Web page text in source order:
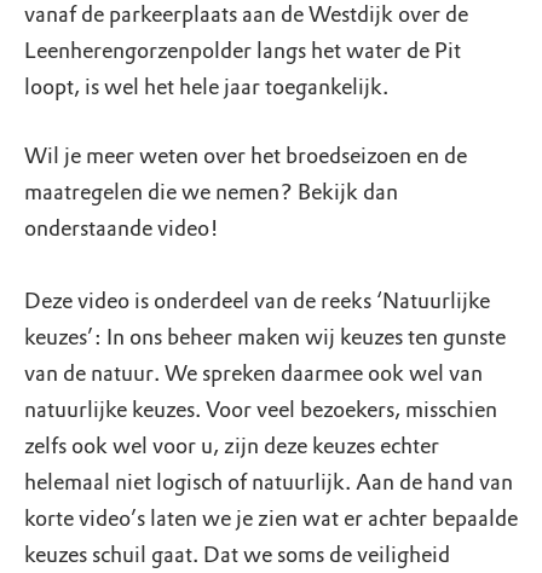
vanaf de parkeerplaats aan de Westdijk over de
Leenherengorzenpolder langs het water de Pit
loopt, is wel het hele jaar toegankelijk.
Wil je meer weten over het broedseizoen en de
maatregelen die we nemen? Bekijk dan
onderstaande video!
Deze video is onderdeel van de reeks ‘Natuurlijke
keuzes’: In ons beheer maken wij keuzes ten gunste
van de natuur. We spreken daarmee ook wel van
natuurlijke keuzes. Voor veel bezoekers, misschien
zelfs ook wel voor u, zijn deze keuzes echter
helemaal niet logisch of natuurlijk. Aan de hand van
korte video’s laten we je zien wat er achter bepaalde
keuzes schuil gaat. Dat we soms de veiligheid